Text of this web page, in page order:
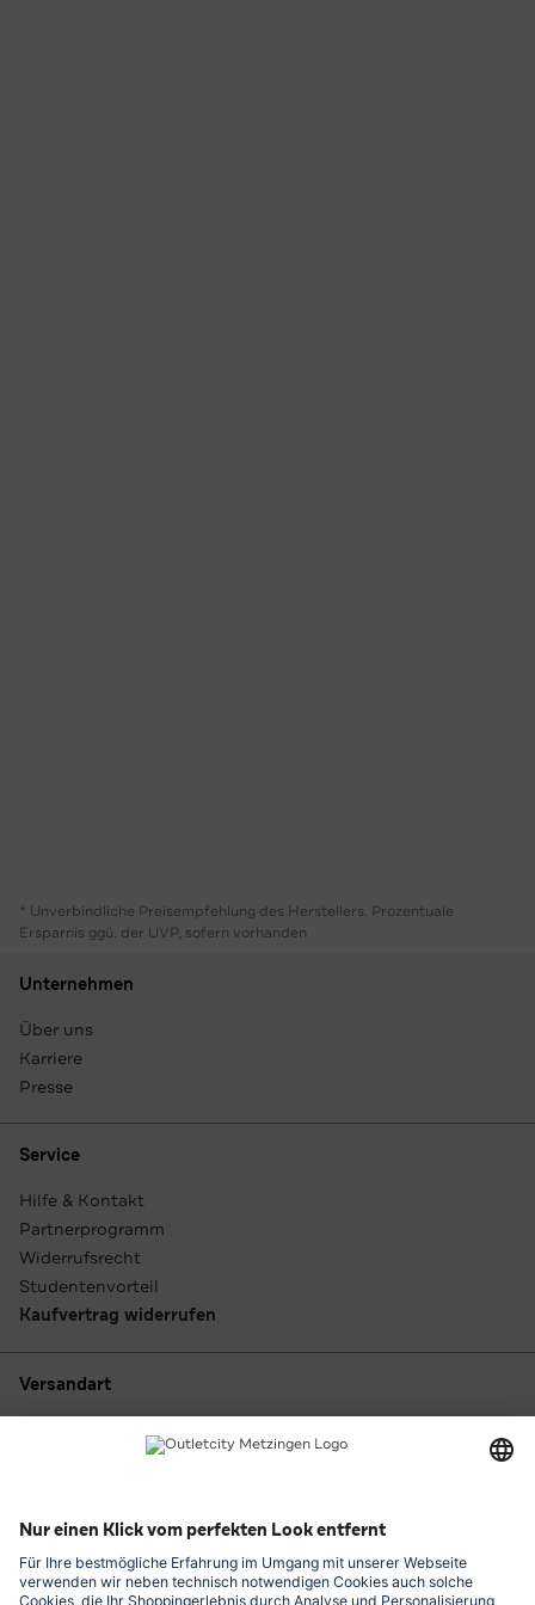
* Unverbindliche Preisempfehlung des Herstellers. Prozentuale
Ersparnis ggü. der UVP, sofern vorhanden
Unternehmen
Über uns
Karriere
Presse
Service
Hilfe & Kontakt
Partnerprogramm
Widerrufsrecht
Studentenvorteil
Kaufvertrag widerrufen
Versandart